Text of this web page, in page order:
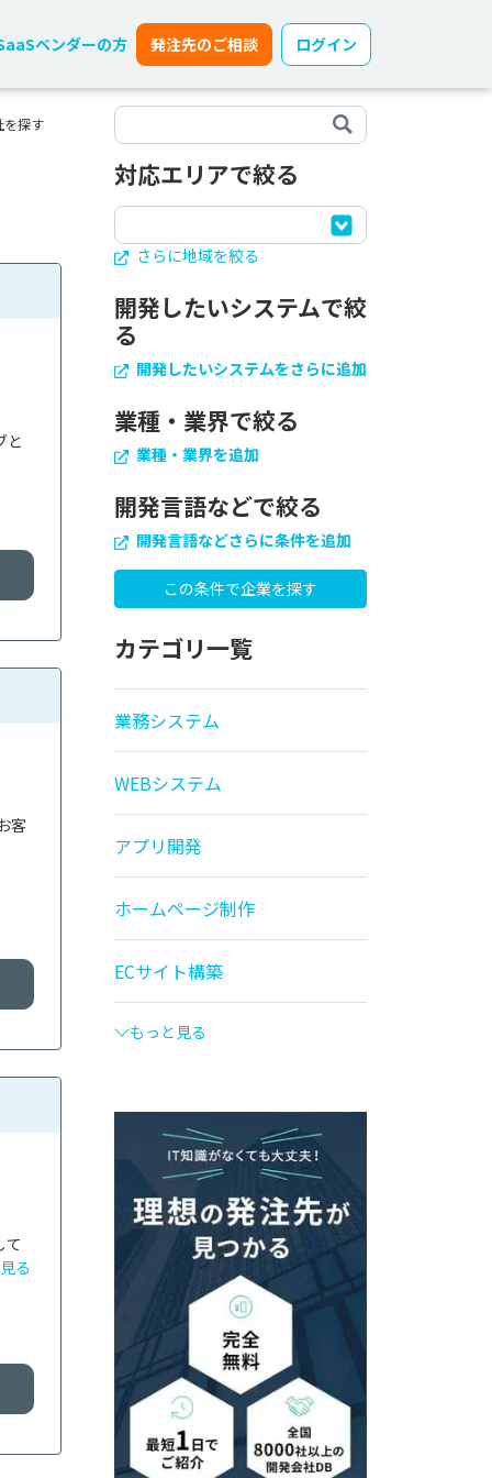
ベンダーの方 発注先のご相談 ログイン
を探す
と
客
て
る
対応エリアで絞る
さらに地域を絞る
開発したいシステムで絞
る
開発したいシステムをさらに追加
業種・業界で絞る
業種・業界を追加
開発言語などで絞る
開発言語などさらに条件を追加
カテゴリ一覧
業務システム
WEBシステム
アプリ開発
ホームページ制作
ECサイト構築
もっと見る